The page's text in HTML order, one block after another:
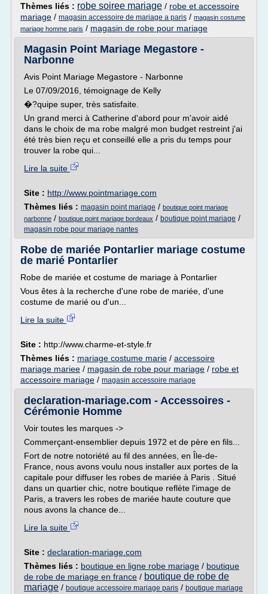
Thèmes liés : robe soiree mariage / robe et accessoire
mariage / magasin accessoire de mariage a paris / magasin costume
mariage homme paris / magasin de robe pour mariage
Magasin Point Mariage Megastore -
Narbonne
Avis Point Mariage Megastore - Narbonne
Le 07/09/2016, témoignage de Kelly
�?quipe super, très satisfaite.
Un grand merci à Catherine d'abord pour m'avoir aidé
dans le choix de ma robe malgré mon budget restreint j'ai
été très bien reçu et conseillé elle a pris du temps pour
trouver la robe qui...
Lire la suite
Site : http://www.pointmariage.com
Thèmes liés : magasin point mariage / boutique point mariage
narbonne / boutique point mariage bordeaux / boutique point mariage /
magasin robe pour mariage nantes
Robe de mariée Pontarlier mariage costume
de marié Pontarlier
Robe de mariée et costume de mariage à Pontarlier
Vous êtes à la recherche d'une robe de mariée, d'une
costume de marié ou d'un...
Lire la suite
Site : http://www.charme-et-style.fr
Thèmes liés : mariage costume marie / accessoire
mariage mariee / magasin de robe pour mariage / robe et
accessoire mariage / magasin accessoire mariage
declaration-mariage.com - Accessoires -
Cérémonie Homme
Voir toutes les marques ->
Commerçant-ensemblier depuis 1972 et de père en fils...
Fort de notre notoriété au fil des années, en Île-de-
France, nous avons voulu nous installer aux portes de la
capitale pour diffuser les robes de mariée à Paris . Situé
dans un quartier chic, notre boutique reflète l'image de
Paris, a travers les robes de mariée haute couture que
nous avons la chance de...
Lire la suite
Site : declaration-mariage.com
Thèmes liés : boutique en ligne robe mariage / boutique
de robe de mariage en france / boutique de robe de
mariage / boutique accessoire mariage paris / boutique mariage